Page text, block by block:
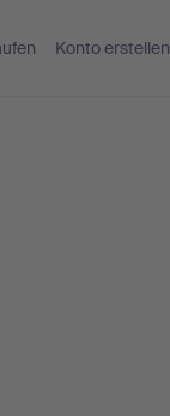
Konto erstellen